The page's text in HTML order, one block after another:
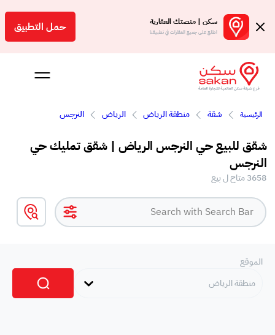
سكن | منصتك العقارية
اطلع على جميع العقارات في تطبيقنا حمل التطبيق
الرئيسية شقة منطقة الرياض الرياض النرجس
شقق للبيع حي النرجس الرياض | شقق تمليك حي
النرجس
3658 متاح ل بيع
الموقع
منطقة الرياض